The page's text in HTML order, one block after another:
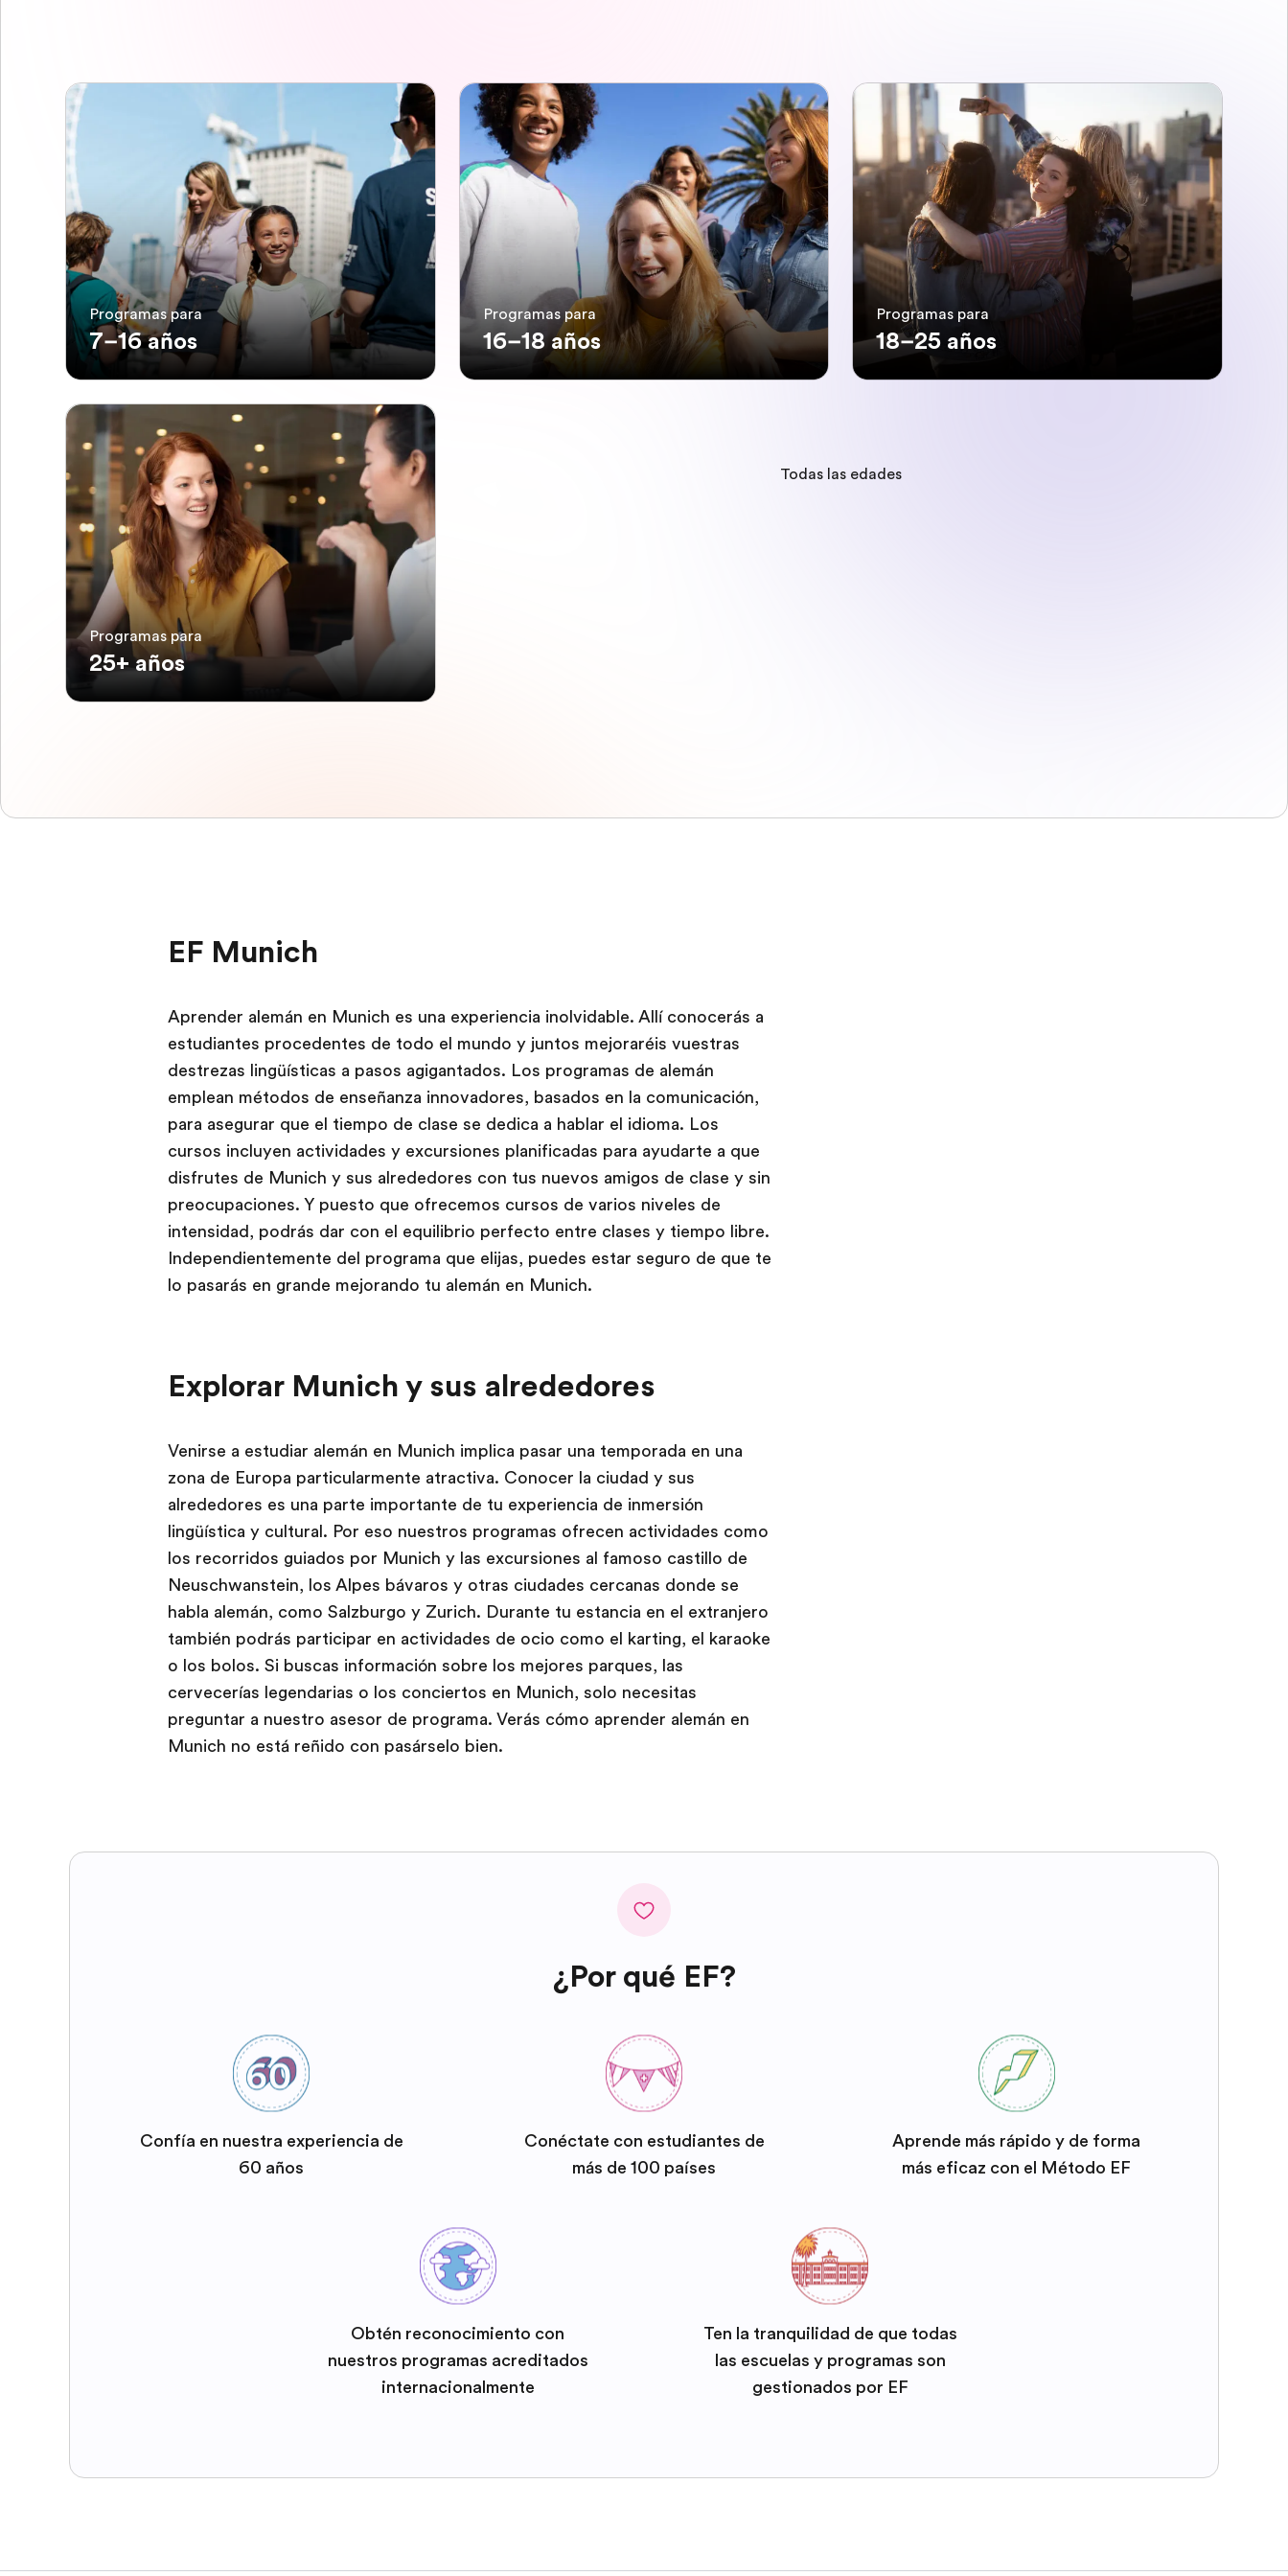
Programas para
7–16 años
Programas para
16–18 años
Programas para
18–25 años
Programas para
25+ años
Todas las edades
EF Munich
Aprender alemán en Munich es una experiencia inolvidable. Allí conocerás a
estudiantes procedentes de todo el mundo y juntos mejoraréis vuestras
destrezas lingüísticas a pasos agigantados. Los programas de alemán
emplean métodos de enseñanza innovadores, basados en la comunicación,
para asegurar que el tiempo de clase se dedica a hablar el idioma. Los
cursos incluyen actividades y excursiones planificadas para ayudarte a que
disfrutes de Munich y sus alrededores con tus nuevos amigos de clase y sin
preocupaciones. Y puesto que ofrecemos cursos de varios niveles de
intensidad, podrás dar con el equilibrio perfecto entre clases y tiempo libre.
Independientemente del programa que elijas, puedes estar seguro de que te
lo pasarás en grande mejorando tu alemán en Munich.
Explorar Munich y sus alrededores
Venirse a estudiar alemán en Munich implica pasar una temporada en una
zona de Europa particularmente atractiva. Conocer la ciudad y sus
alrededores es una parte importante de tu experiencia de inmersión
lingüística y cultural. Por eso nuestros programas ofrecen actividades como
los recorridos guiados por Munich y las excursiones al famoso castillo de
Neuschwanstein, los Alpes bávaros y otras ciudades cercanas donde se
habla alemán, como Salzburgo y Zurich. Durante tu estancia en el extranjero
también podrás participar en actividades de ocio como el karting, el karaoke
o los bolos. Si buscas información sobre los mejores parques, las
cervecerías legendarias o los conciertos en Munich, solo necesitas
preguntar a nuestro asesor de programa. Verás cómo aprender alemán en
Munich no está reñido con pasárselo bien.
¿Por qué EF?
Confía en nuestra experiencia de
60 años
Conéctate con estudiantes de
más de 100 países
Aprende más rápido y de forma
más eficaz con el Método EF
Obtén reconocimiento con
nuestros programas acreditados
internacionalmente
Ten la tranquilidad de que todas
las escuelas y programas son
gestionados por EF